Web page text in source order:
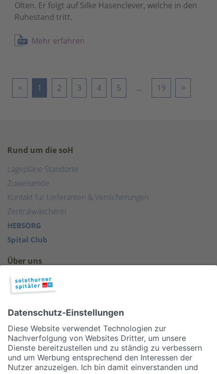
Olten. Er folgt auf Silke Hasenclever, welche in den
Ruhestand tritt.
Mehr erfahren
< 1 2 3 4 5 ... 19 >
Rund um die soH
Lagepläne Standorte
Zuweisende
Kontakt für Lieferanten & Versicherungen
Zentralwäscherei
HEBSORG
Spital Club
Über uns
Organisation
Geschäftsbericht 2025
Medienstelle
Publikationen & Links
Partner